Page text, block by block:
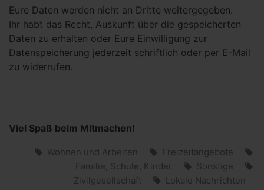
Eure Daten werden nicht an Dritte weitergegeben.
Ihr habt das Recht, Auskunft über die gespeicherten
Daten zu erhalten oder Eure Einwilligung zur
Datenspeicherung jederzeit schriftlich oder per E-Mail
zu widerrufen.
Viel Spaß beim Mitmachen!
Wohnen und Arbeiten
Freizeitangebote
Familie, Schule, Kinder
Sonstige
Zivilgesellschaft
Lokale Nachrichten